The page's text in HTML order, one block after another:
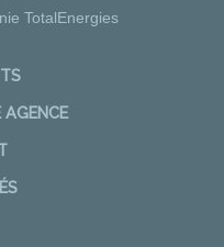
TotalEnergies
AGENCE